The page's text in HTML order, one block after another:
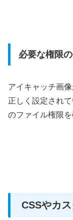
必要な権限
アイキャッチ画
正しく設定され
のファイル権限
CSSやカ